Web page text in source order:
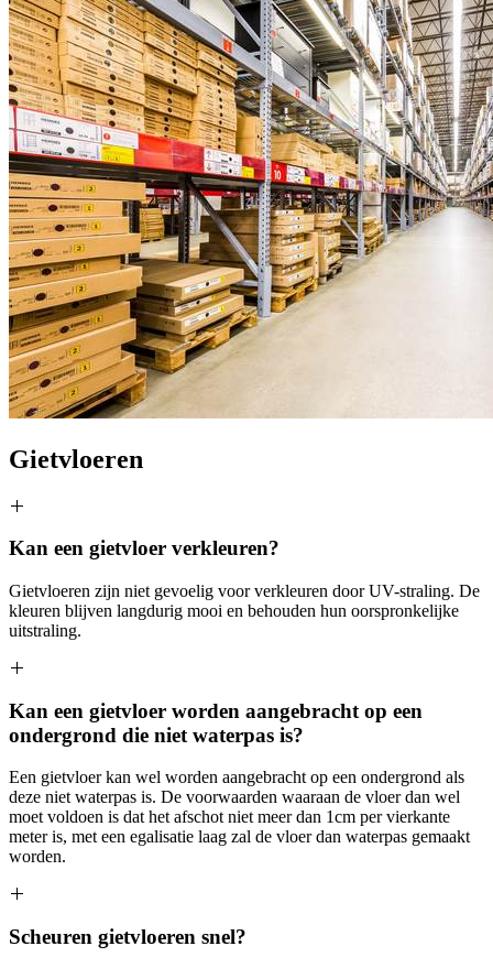
Gietvloeren
Kan een gietvloer verkleuren?
Gietvloeren zijn niet gevoelig voor verkleuren door UV-straling. De
kleuren blijven langdurig mooi en behouden hun oorspronkelijke
uitstraling.
Kan een gietvloer worden aangebracht op een
ondergrond die niet waterpas is?
Een gietvloer kan wel worden aangebracht op een ondergrond als
deze niet waterpas is. De voorwaarden waaraan de vloer dan wel
moet voldoen is dat het afschot niet meer dan 1cm per vierkante
meter is, met een egalisatie laag zal de vloer dan waterpas gemaakt
worden.
Scheuren gietvloeren snel?